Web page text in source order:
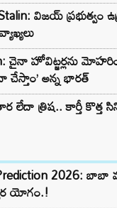
విజయ్
చైనా హోవిట్జర్లను
అన్న భారత్
లేదా త్రిష.. కార్తీ
2026:
యోగం.!